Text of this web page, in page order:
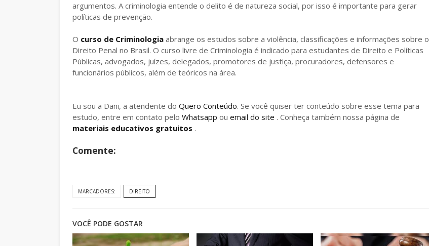
argumentos. A criminologia entende o delito é de natureza social, por isso é importante para gerar
políticas de prevenção.
O curso de Criminologia abrange os estudos sobre a violência, classificações e informações sobre o
Direito Penal no Brasil. O curso livre de Criminologia é indicado para estudantes de Direito e Políticas
Públicas, advogados, juízes, delegados, promotores de justiça, procuradores, defensores e
funcionários públicos, além de teóricos na área.
Eu sou a Dani, a atendente do Quero Conteúdo. Se você quiser ter conteúdo sobre esse tema para
estudo, entre em contato pelo Whatsapp ou email do site . Conheça também nossa página de
materiais educativos gratuitos .
Comente:
MARCADORES: DIREITO
VOCÊ PODE GOSTAR